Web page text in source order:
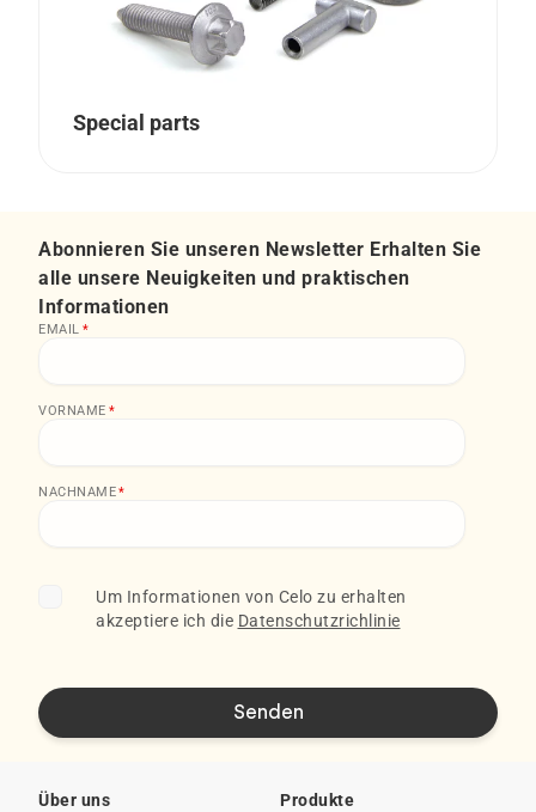
Special parts
Abonnieren Sie unseren Newsletter Erhalten Sie
alle unsere Neuigkeiten und praktischen
Informationen
EMAIL *
VORNAME *
NACHNAME*
Um Informationen von Celo zu erhalten
akzeptiere ich die Datenschutzrichlinie
Über uns
Produkte